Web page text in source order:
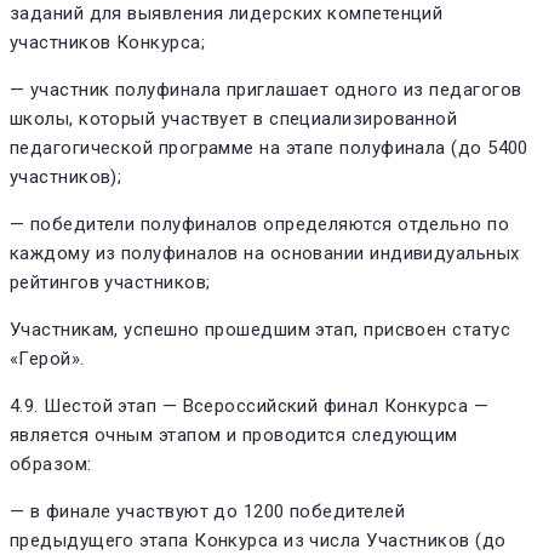
заданий для выявления лидерских компетенций
участников Конкурса;
— участник полуфинала приглашает одного из педагогов
школы, который участвует в специализированной
педагогической программе на этапе полуфинала (до 5400
участников);
— победители полуфиналов определяются отдельно по
каждому из полуфиналов на основании индивидуальных
рейтингов участников;
Участникам, успешно прошедшим этап, присвоен статус
«Герой».
4.9. Шестой этап — Всероссийский финал Конкурса —
является очным этапом и проводится следующим
образом:
— в финале участвуют до 1200 победителей
предыдущего этапа Конкурса из числа Участников (до